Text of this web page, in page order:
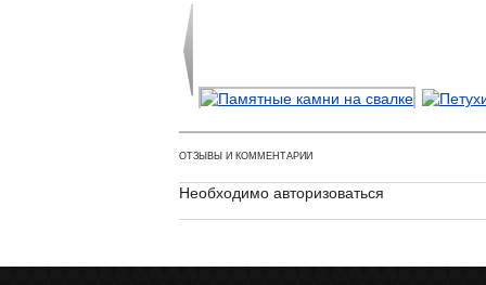
ОТЗЫВЫ И КОММЕНТАРИИ
Необходимо авторизоваться